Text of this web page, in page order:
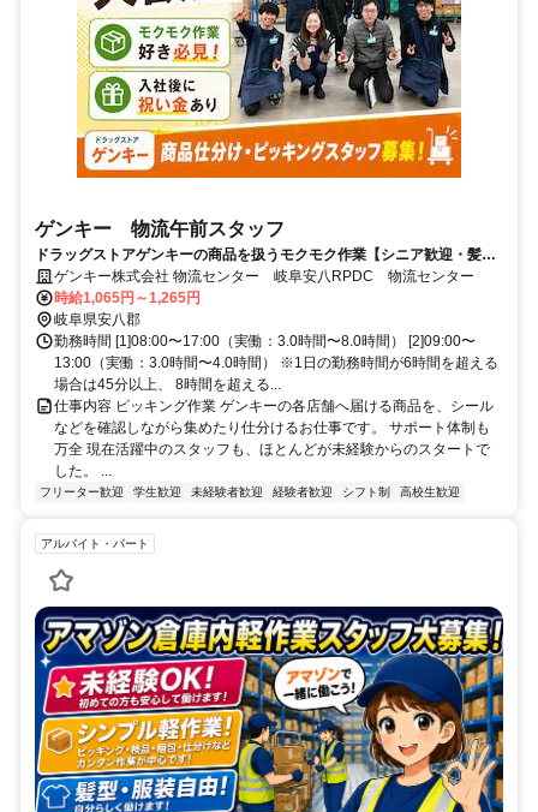
ゲンキー 物流午前スタッフ
ドラッグストアゲンキーの商品を扱うモクモク作業【シニア歓迎・髪
色・髪型自由】
ゲンキー株式会社 物流センター 岐阜安八RPDC 物流センター
時給1,065円～1,265円
岐阜県安八郡
勤務時間 [1]08:00〜17:00（実働：3.0時間〜8.0時間） [2]09:00〜
13:00（実働：3.0時間〜4.0時間） ※1日の勤務時間が6時間を超える
場合は45分以上、 8時間を超える...
仕事内容 ピッキング作業 ゲンキーの各店舗へ届ける商品を、シール
などを確認しながら集めたり仕分けるお仕事です。 サポート体制も
万全 現在活躍中のスタッフも、ほとんどが未経験からのスタートで
した。 ...
フリーター歓迎 学生歓迎 未経験者歓迎 経験者歓迎 シフト制 高校生歓迎
アルバイト・パート